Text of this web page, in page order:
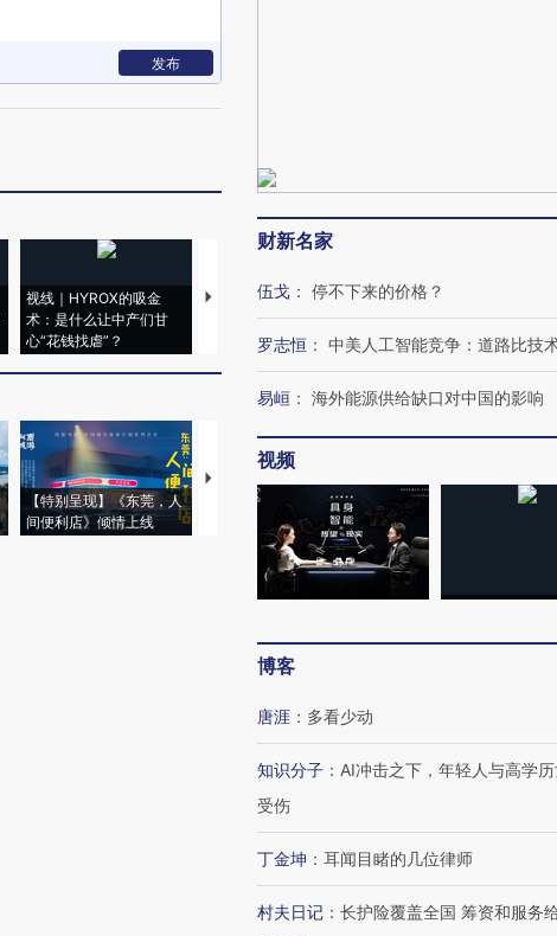
发布
视线｜HYROX的吸金
术：是什么让中产们甘
心“花钱找虐”？
马航飞行员跨国走私7万
粒摇头丸 尿检体内含3种
视线｜被称为“蟑螂”的印
度Z世代 用街头抗争将教
育部长拱下台
【特别呈现】《东莞，人
间便利店》倾情上线
【推广】走进第四届链博
会，让数智科技“链”接产
【特别呈现】寻找100种
有意思的生活方式·第三对
财新名家
伍戈 ： 停不下来的价格？
罗志恒 ： 中美人工智能竞争：道路比技
易峘 ： 海外能源供给缺口对中国的影响
视频
博客
唐涯 ： 多看少动
知识分子 ： AI冲击之下，年轻人与高学
受伤
丁金坤 ： 耳闻目睹的几位律师
村夫日记 ： 长护险覆盖全国 筹资和服务